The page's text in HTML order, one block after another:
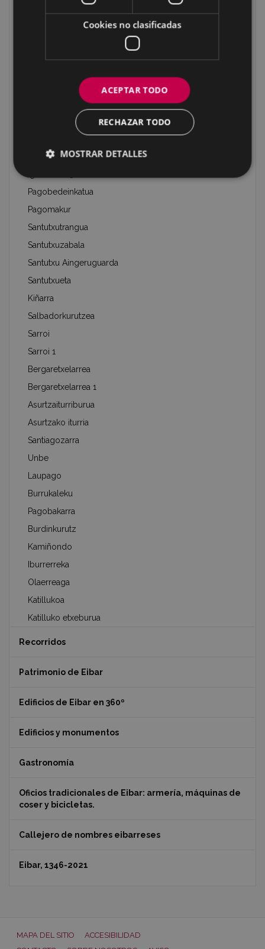
Iruregaña
Illordogaña 3
Igartuzelai 2
Pagobedeinkatua
Pagomakur
Santutxutrangua
Santutxuzabala
Santutxu Aingeruguarda
Santutxueta
Kiñarra
Salbadorkurutzea
Sarroi
Sarroi 1
Bergaretxelarrea
Bergaretxelarrea 1
Asurtzaiturriburua
Asurtzako iturria
Santiagozarra
Unbe
Laupago
Burrukaleku
Pagobakarra
Burdinkurutz
Kamiñondo
Iburrerreka
Olaerreaga
Katillukoa
Katilluko etxeburua
Recorridos
Patrimonio de Eibar
Edificios de Eibar en 360º
Edificios y monumentos
Gastronomía
Oficios tradicionales de Eibar: armería, máquinas de
coser y bicicletas.
Callejero de nombres eibarreses
Eibar, 1346-2021
MAPA DEL SITIO
ACCESIBILIDAD
Cookies no clasificadas
ACEPTAR TODO
RECHAZAR TODO
MOSTRAR DETALLES